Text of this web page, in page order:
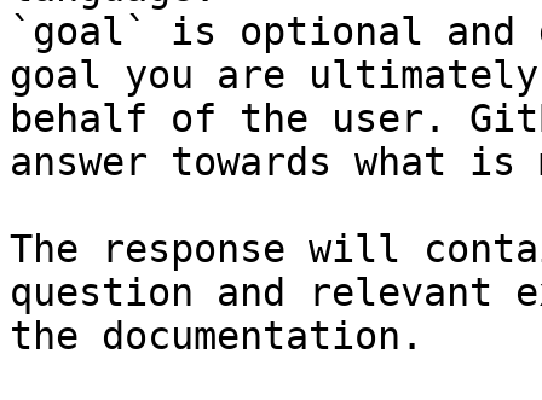
`goal` is optional and
goal you are
behalf of the user.
answer towards what
The response will
question and relevant
the documentation.